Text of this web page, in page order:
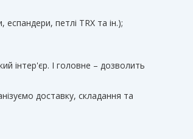
петлі TRX та ін.);
інтер'єр. І головне – дозволить
доставку, складання та